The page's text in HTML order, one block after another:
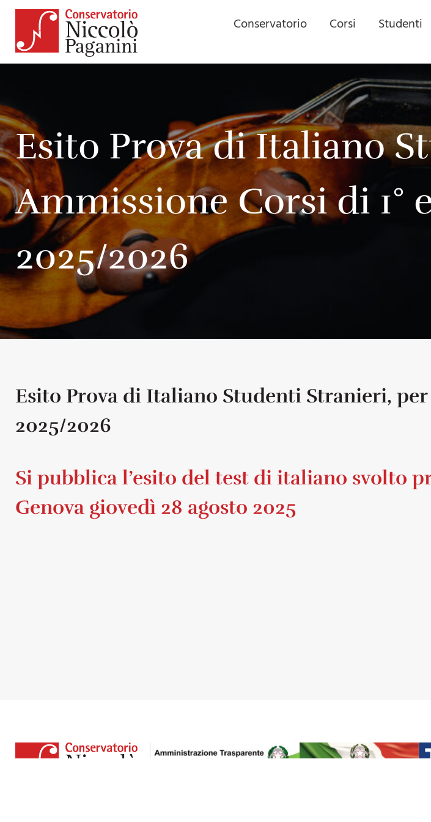
Conservatorio Corsi Studenti
Esito Prova di Italiano
Ammissione Corsi di 1°
2025/2026
Esito Prova di Italiano Studenti Stranieri, per
2025/2026
Si pubblica l’esito del test di italiano svolto
Genova giovedì 28 agosto 2025